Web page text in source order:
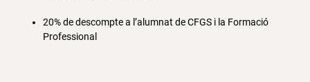
20% de descompte a l’alumnat de CFGS i la Formació
Professional